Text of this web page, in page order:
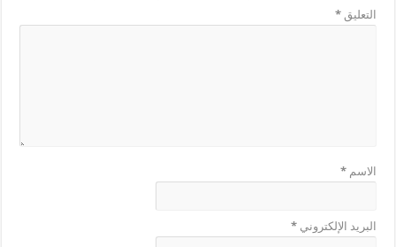
التعليق*
الاسم*
البريد الإلكتروني*